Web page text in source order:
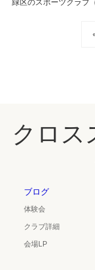
緑区のスポーツクラブ
クロス
ブログ
体験会
クラブ詳細
会場LP